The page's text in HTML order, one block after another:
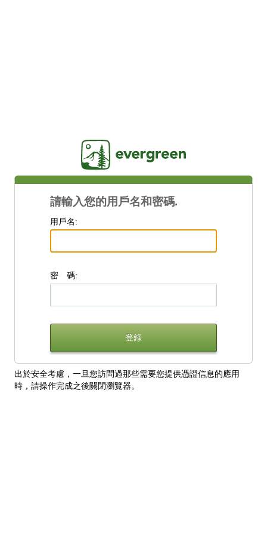
請輸入您的用戶名和密碼.
用戶名:
密 碼:
出於安全考慮，一旦您訪問過那些需要您提供憑證信息的應用
時，請操作完成之後關閉瀏覽器。